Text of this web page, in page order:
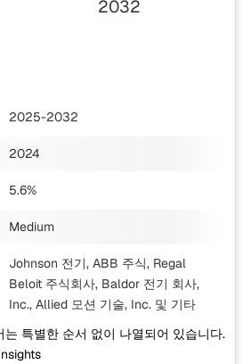
2032
2025-2032
2024
5.6%
Medium
Johnson 전기, ABB 주식, Regal
Beloit 주식회사, Baldor 전기 회사,
Inc., Allied 모션 기술, Inc. 및 기타
특별한 순서 없이 나열되어 있습니다.